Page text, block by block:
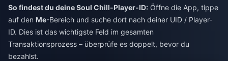
So findest du deine Soul Chill-Player-ID: Öffne die App, tippe
auf den Me-Bereich und suche dort nach deiner UID / Player-
ID. Dies ist das wichtigste Feld im gesamten
Transaktionsprozess – überprüfe es doppelt, bevor du
bezahlst.